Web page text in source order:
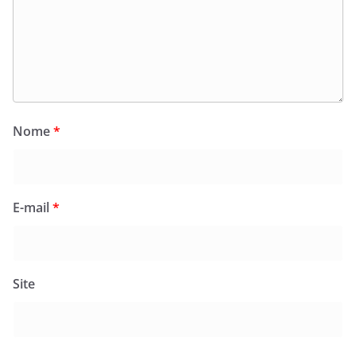
Nome*
E-mail*
Site